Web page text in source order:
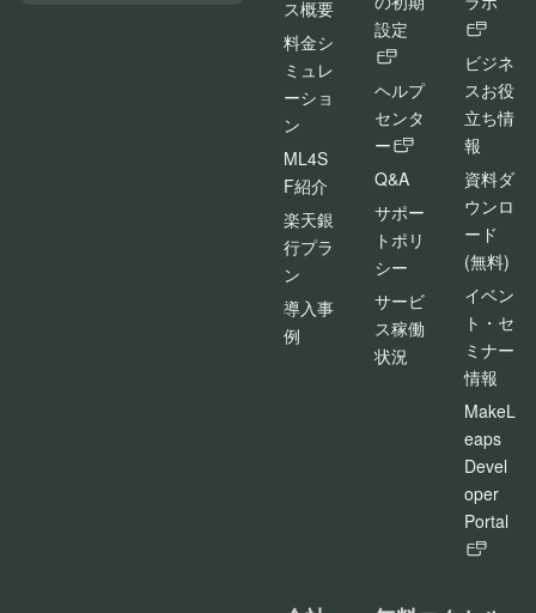
ス概要
料金シ
ミュレ
ーショ
ン
ML4S
F紹介
楽天銀
行プラ
ン
導入事
例
設定
ヘルプ
センタ
ー
Q&A
サポー
トポリ
シー
サービ
ス稼働
状況
ビジネ
スお役
立ち情
報
資料ダ
ウンロ
ード
(無料)
イベン
ト・セ
ミナー
情報
MakeL
eaps
Devel
oper
Portal